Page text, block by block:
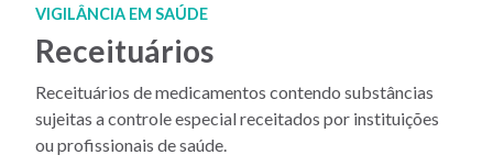
VIGILÂNCIA EM SAÚDE
Receituários
Receituários de medicamentos contendo substâncias
sujeitas a controle especial receitados por instituições
ou profissionais de saúde.